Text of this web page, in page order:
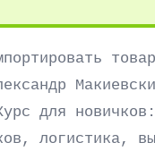
для
логистика,